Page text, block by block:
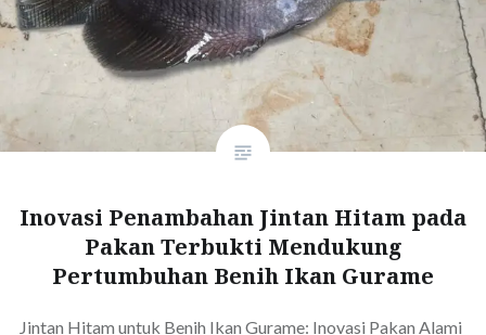
Inovasi Penambahan Jintan Hitam pada
Pakan Terbukti Mendukung
Pertumbuhan Benih Ikan Gurame
Jintan Hitam untuk Benih Ikan Gurame: Inovasi Pakan Alami